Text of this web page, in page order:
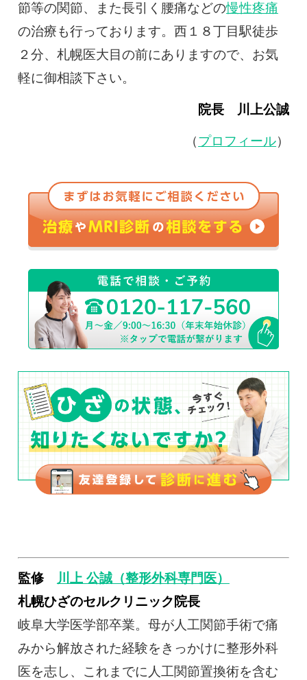
節等の関節、また長引く腰痛などの慢性疼痛
の治療も行っております。西１８丁目駅徒歩
２分、札幌医大目の前にありますので、お気
軽に御相談下さい。
院長 川上公誠
（プロフィール）
監修 川上 公誠（整形外科専門医）
札幌ひざのセルクリニック院長
岐阜大学医学部卒業。母が人工関節手術で痛
みから解放された経験をきっかけに整形外科
医を志し、これまでに人工関節置換術を含む